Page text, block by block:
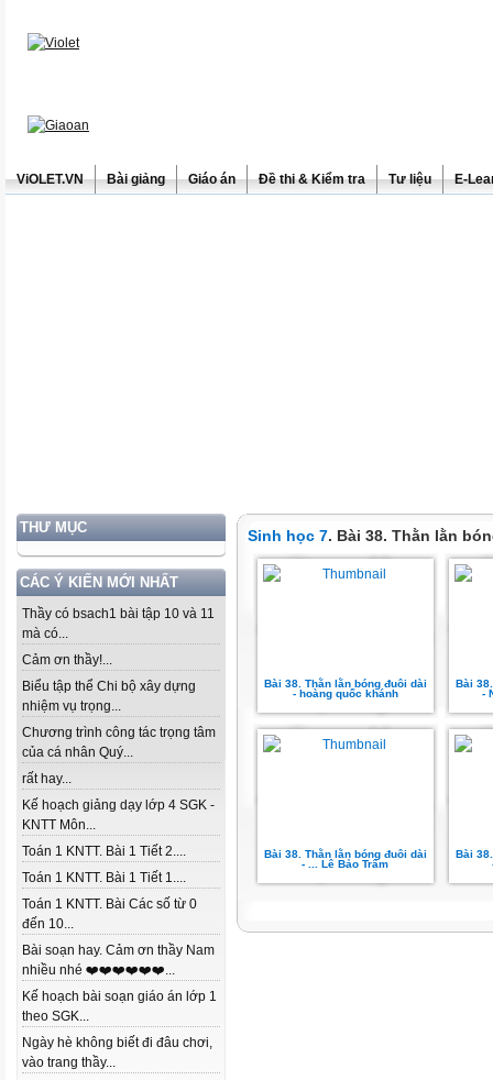
ViOLET.VN Bài giảng Giáo án Đề thi & Kiểm tra Tư liệu E-
THƯ MỤC
CÁC Ý KIẾN MỚI NHẤT
Thầy có bsach1 bài tập 10 và 11
mà có...
Cảm ơn thầy!...
Biểu tập thể Chi bộ xây dựng
nhiệm vụ trọng...
Chương trình công tác trọng tâm
của cá nhân Quý...
rất hay...
Kế hoạch giảng dạy lớp 4 SGK -
KNTT Môn...
Toán 1 KNTT. Bài 1 Tiết 2....
Toán 1 KNTT. Bài 1 Tiết 1....
Toán 1 KNTT. Bài Các số từ 0
đến 10...
Bài soạn hay. Cảm ơn thầy Nam
nhiều nhé ❤️❤️❤️❤️❤️❤️...
Kế hoạch bài soạn giáo án lớp 1
theo SGK...
Ngày hè không biết đi đâu chơi,
vào trang thầy...
Sinh học 7. Bài 38. Thằn lằn
Bài 38. Thằn lằn bóng đuôi dài
- hoàng quốc khánh
Bài
-
Bài 38. Thằn lằn bóng đuôi dài
- ... Lê Bảo Trâm
Bài